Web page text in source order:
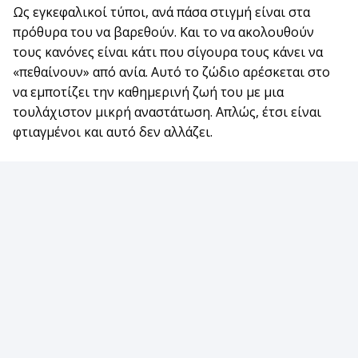
Ως εγκεφαλικοί τύποι, ανά πάσα στιγμή είναι στα
πρόθυρα του να βαρεθούν. Και το να ακολουθούν
τους κανόνες είναι κάτι που σίγουρα τους κάνει να
«πεθαίνουν» από ανία. Αυτό το ζώδιο αρέσκεται στο
να εμποτίζει την καθημερινή ζωή του με μια
τουλάχιστον μικρή αναστάτωση. Απλώς, έτσι είναι
φτιαγμένοι και αυτό δεν αλλάζει.